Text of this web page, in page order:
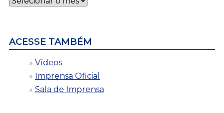
por
ACESSE TAMBÉM
Vídeos
Imprensa Oficial
Sala de Imprensa